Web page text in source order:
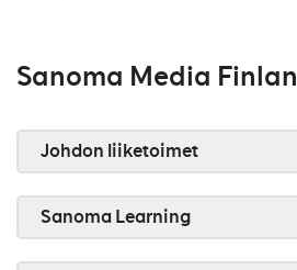
Sanoma Media
Johdon liiketoimet
Sanoma Learning